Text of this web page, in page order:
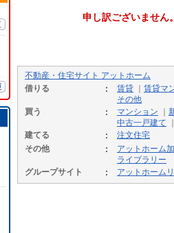
申し訳ございません
不動産・住宅サイト アットホーム
借りる
賃貸
賃貸マ
その他
買う
マンション
中古一戸建て
建てる
注文住宅
その他
アットホーム
ライブラリー
グループサイト
アットホーム